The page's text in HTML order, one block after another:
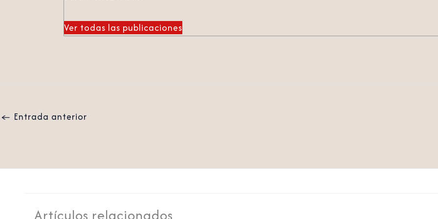
Ver todas las publicaciones
← Entrada anterior